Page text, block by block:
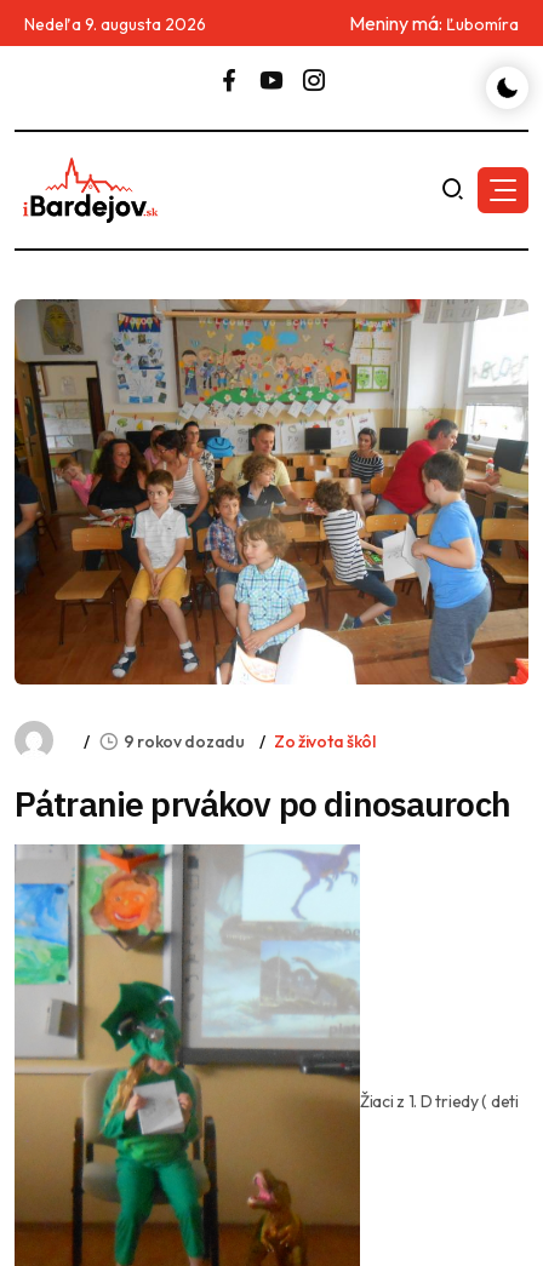
Nedeľa 9. augusta 2026 Meniny má: Ľubomíra
9 rokov dozadu Zo života škôl
Pátranie prvákov po dinosauroch
Žiaci z 1. D triedy ( deti